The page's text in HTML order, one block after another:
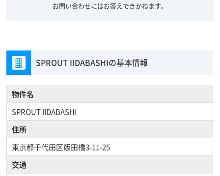
お問い合わせにはお答えできかねます。
SPROUT IIDABASHIの基本情報
物件名
SPROUT IIDABASHI
住所
東京都千代田区飯田橋3-11-25
交通